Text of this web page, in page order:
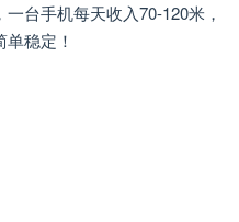
台手机每天收入70-120米，
稳定！